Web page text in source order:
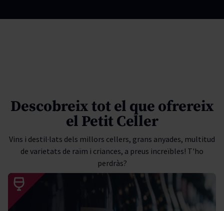
Descobreix tot el que ofrereix
el Petit Celler
Vins i destil·lats dels millors cellers, grans anyades, multitud
de varietats de raïm i criances, a preus increïbles! T'ho
perdràs?